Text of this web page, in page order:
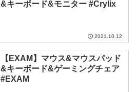
&キーボード&モニター #Crylix
2021.10.12
【EXAM】マウス&マウスパッド
&キーボード&ゲーミングチェア
#EXAM